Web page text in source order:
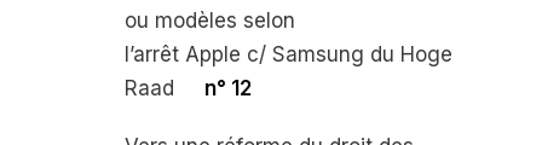
ou modèles selon
l’arrêt Apple c/ Samsung du Hoge
Raad n° 12